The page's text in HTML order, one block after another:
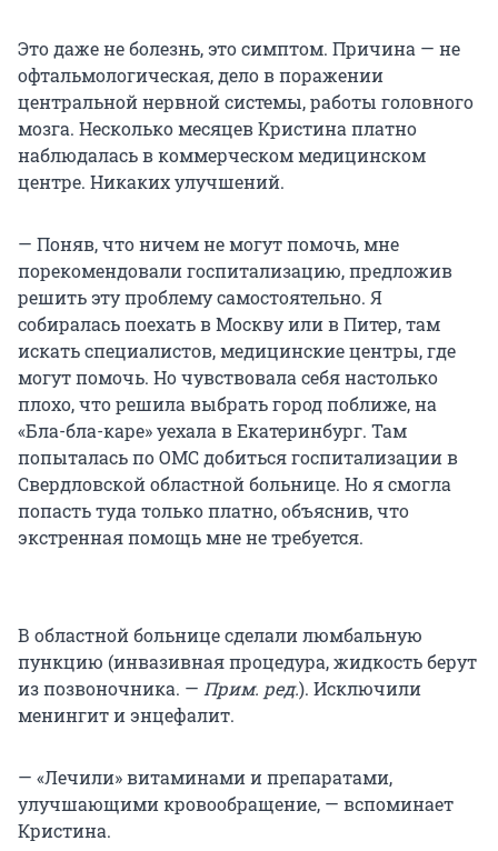
Это даже не болезнь, это симптом. Причина — не
офтальмологическая, дело в поражении
центральной нервной системы, работы головного
мозга. Несколько месяцев Кристина платно
наблюдалась в коммерческом медицинском
центре. Никаких улучшений.
— Поняв, что ничем не могут помочь, мне
порекомендовали госпитализацию, предложив
решить эту проблему самостоятельно. Я
собиралась поехать в Москву или в Питер, там
искать специалистов, медицинские центры, где
могут помочь. Но чувствовала себя настолько
плохо, что решила выбрать город поближе, на
«Бла-бла-каре» уехала в Екатеринбург. Там
попыталась по ОМС добиться госпитализации в
Свердловской областной больнице. Но я смогла
попасть туда только платно, объяснив, что
экстренная помощь мне не требуется.
В областной больнице сделали люмбальную
пункцию (инвазивная процедура, жидкость берут
из позвоночника. — Прим. ред.). Исключили
менингит и энцефалит.
— «Лечили» витаминами и препаратами,
улучшающими кровообращение, — вспоминает
Кристина.